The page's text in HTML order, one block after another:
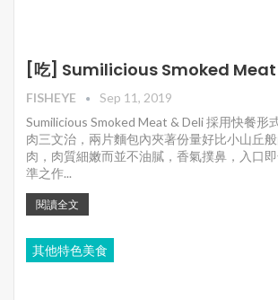
[吃] Sumilicious Smoked Meat
FISHEYE
Sep 11, 2019
Sumilicious Smoked Meat & Deli 採用快餐形
肉三文治，兩片麵包內夾著份量好比小山丘
肉，肉質細嫩而並不油膩，香氣撲鼻，入口
準之作...
閱讀全文
其他特色美食